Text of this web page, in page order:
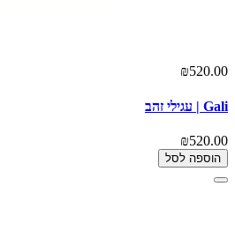
₪520.00
Gali | עגילי זהב
₪520.00
הוספה לסל